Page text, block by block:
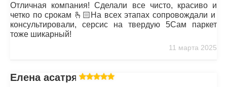
Отличная компания! Сделали все чисто, красиво и
четко по срокам 🫰🏻На всех этапах сопровождали и
консультировали, серсис на твердую 5Сам паркет
тоже шикарный!
11 марта 2025
Елена асатрян